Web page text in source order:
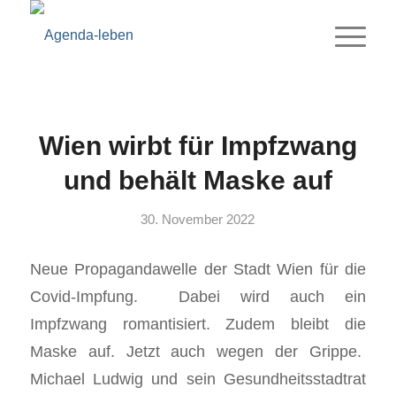
Wien wirbt für Impfzwang
und behält Maske auf
30. November 2022
Neue Propagandawelle der Stadt Wien für die
Covid-Impfung. Dabei wird auch ein
Impfzwang romantisiert. Zudem bleibt die
Maske auf. Jetzt auch wegen der Grippe.
Michael Ludwig und sein Gesundheitsstadtrat